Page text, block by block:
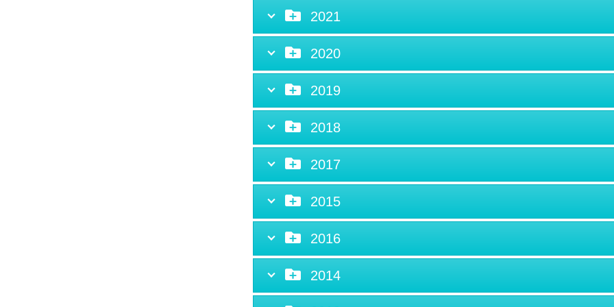
2021
2020
2019
2018
2017
2015
2016
2014